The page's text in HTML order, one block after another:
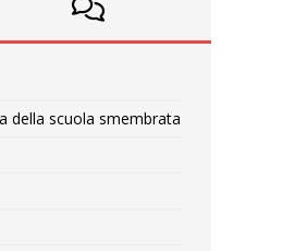
della scuola smembrata